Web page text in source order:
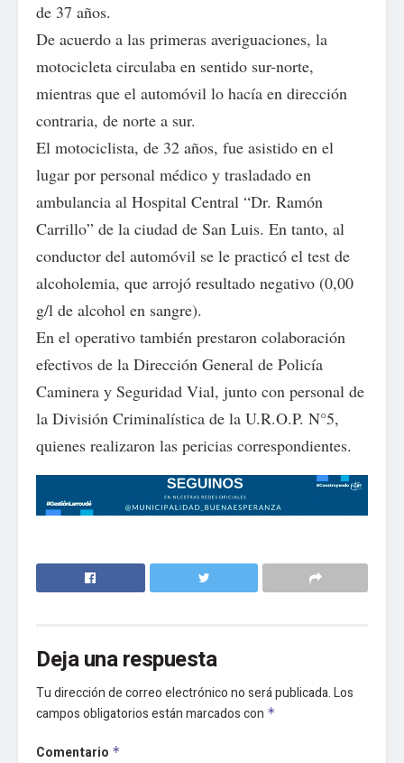
de 37 años.
De acuerdo a las primeras averiguaciones, la
motocicleta circulaba en sentido sur-norte,
mientras que el automóvil lo hacía en dirección
contraria, de norte a sur.
El motociclista, de 32 años, fue asistido en el
lugar por personal médico y trasladado en
ambulancia al Hospital Central “Dr. Ramón
Carrillo” de la ciudad de San Luis. En tanto, al
conductor del automóvil se le practicó el test de
alcoholemia, que arrojó resultado negativo (0,00
g/l de alcohol en sangre).
En el operativo también prestaron colaboración
efectivos de la Dirección General de Policía
Caminera y Seguridad Vial, junto con personal de
la División Criminalística de la U.R.O.P. N°5,
quienes realizaron las pericias correspondientes.
Deja una respuesta
Tu dirección de correo electrónico no será publicada.Los
campos obligatorios están marcados con *
Comentario *